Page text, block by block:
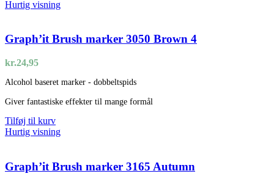
Hurtig visning
Graph’it Brush marker 3050 Brown 4
kr.24,95
Alcohol baseret marker - dobbeltspids
Giver fantastiske effekter til mange formål
Tilføj til kurv
Hurtig visning
Graph’it Brush marker 3165 Autumn